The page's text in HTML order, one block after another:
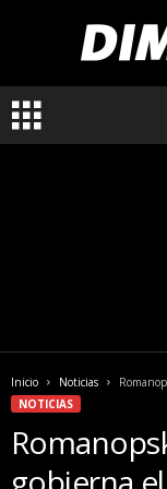
q
t
Inicio Noticias
NOTICIAS